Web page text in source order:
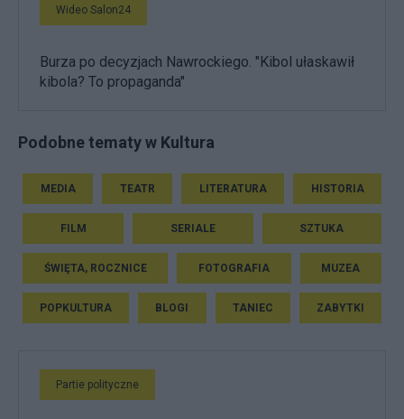
Wideo Salon24
Burza po decyzjach Nawrockiego. "Kibol ułaskawił
kibola? To propaganda"
Podobne tematy w Kultura
MEDIA TEATR LITERATURA HISTORIA
FILM SERIALE SZTUKA
ŚWIĘTA, ROCZNICE FOTOGRAFIA MUZEA
POPKULTURA BLOGI TANIEC ZABYTKI
Partie polityczne